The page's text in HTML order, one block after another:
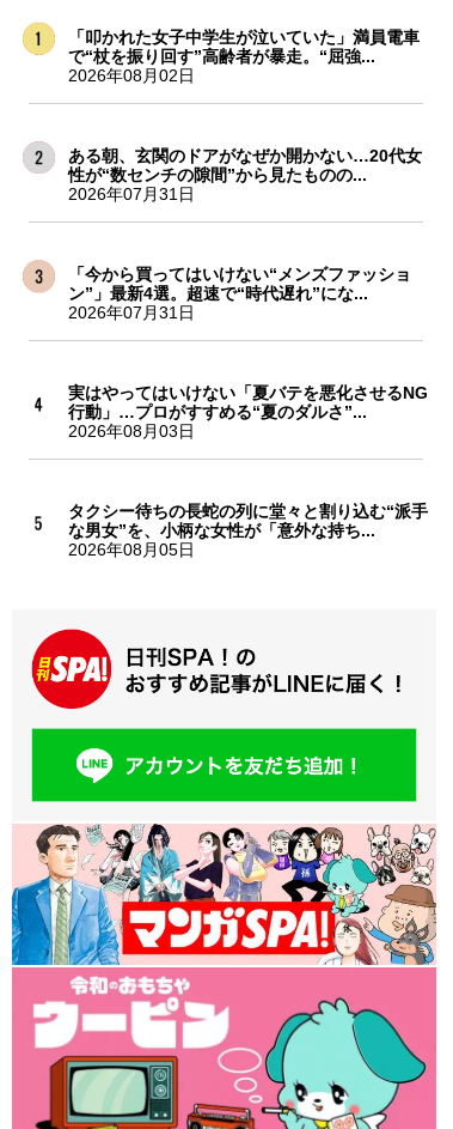
「叩かれた女子中学生が泣いていた」満員電車
で“杖を振り回す”高齢者が暴走。“屈強...
2026年08月02日
ある朝、玄関のドアがなぜか開かない…20代女
性が“数センチの隙間”から見たものの...
2026年07月31日
「今から買ってはいけない“メンズファッショ
ン”」最新4選。超速で“時代遅れ”にな...
2026年07月31日
実はやってはいけない「夏バテを悪化させるNG
行動」…プロがすすめる“夏のダルさ”...
2026年08月03日
タクシー待ちの長蛇の列に堂々と割り込む“派手
な男女”を、小柄な女性が「意外な持ち...
2026年08月05日